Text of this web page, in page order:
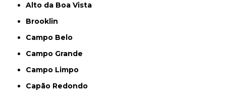
Alto da Boa Vista
Brooklin
Campo Belo
Campo Grande
Campo Limpo
Capão Redondo